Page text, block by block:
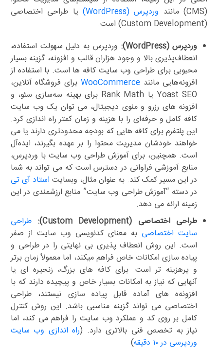
(CMS) مانند
وردپرس (WordPress)
یا طراحی اختصاصی
(Custom Development) است.
وردپرس (WordPress):
وردپرس به دلیل سهولت استفاده،
انعطاف‌پذیری بالا و وجود هزاران قالب و افزونه، گزینه بسیار
محبوبی برای طراحی وب سایت کافه ها است. با استفاده از
افزونه‌هایی مانند WooCommerceبرای فروشگاه آنلاین،
Yoast SEO یا Rank Math برای بهینه سه‌سازی سئو، و
افزونه های رزرو و منوی دیجیتال، می توان یک وب سایت
کافه کامل و حرفه‌ای را با هزینه و زمان کمتر راه اندازی کرد.
این پلتفرم برای کافه هایی که بودجه محدودتری دارند یا می
خواهند خودشان مدیریت محتوا را بر عهده بگیرند، ایده‌آل
است. همچنین، برای آموزش طراحی وب سایت با وردپرس،
منابع آموزشی فراوانی در دسترس است که می تواند به شما
در این مسیر کمک کند. به عنوان مثال، وبسایت استاد آی تی
در دسته “آموزش طراحی وب سایت” منابع ارزشمندی در این
زمینه ارائه می دهد.
طراحی اختصاصی (Custom Development):
طراحی
سایت اختصاصی به معنای کدنویسی وب سایت از صفر
است. این روش انعطاف پذیری بی نهایتی را در طراحی و
پیاده سازی امکانات خاص فراهم میکند، اما معمولاً زمان برتر
و پرهزینه تر است. برای کافه های بزرگ، زنجیره ای یا
آنهایی که نیاز به امکانات بسیار خاص و پیچیده دارند که با
افزونه‌ه های آماده قابل پیاده سازی نیستند، طراحی
اختصاصی می تواند گزینه مناسبی باشد. این روش کنترل
کامل بر روی کد و عملکرد وب سایت را فراهم می کند، اما
نیاز به تخصص فنی بالاتری دارد. (راه اندازی وب سایت
وردپرسی در ۱۰ دقیقه
)